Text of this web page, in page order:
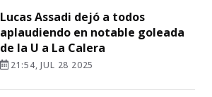
Lucas Assadi dejó a todos
aplaudiendo en notable goleada
de la U a La Calera
21:54, JUL 28 2025